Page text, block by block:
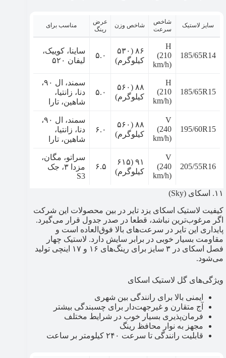
سایز لاستیک
شاخص
سرعت
شاخص وزن
عرض
رینگ
مناسب برای
185/65R14
H
(210
km/h)
۸۶ (۵۳۰
کیلوگرم)
۵.۰
ساینا، کوییک،
لیفان ۵۲۰
185/65R15
H
(210
km/h)
۸۸ (۵۶۰
کیلوگرم)
۵.۰
سمند، ال ۹۰،
دنا، زانتیا،
شاهین، تارا
195/60R15
V
(240
km/h)
۸۸ (۵۶۰
کیلوگرم)
۶.۰
سمند، ال ۹۰،
دنا، زانتیا،
شاهین، تارا
205/55R16
V
(240
km/h)
۹۱ (۶۱۵
کیلوگرم)
۶.۵
سراتو، مگان،
مزدا ۳، جک
S3
۱۱. اسکای (Sky)
کیفیت لاستیک اسکای یزد تایر در بین محصولات این شرکت
اگر مرغوب‌ترین نباشد، قطعا در صدر جدول قرار می‌گیرد.
پایداری این تایر در سرعت‌های بالا فوق‌العاده است و
مقاومت بسیار خوبی در برابر سایش دارد. لاستیک چهار
فصل اسکای در ۳ سایز برای رینگ‌های ۱۶ و ۱۷ اینچی تولید
می‌شود.
ویژگی‌های گل لاستیک اسکای
ایمنی بالا برای رانندگی بین شهری
آج متقارن و غیرجهت‌دار برای چسبندگی بیشتر
فرمان‌پذیری بسیار خوب در شرایط مختلف
مجهز به نوار محافظ رینگ
قابلیت رانندگی تا سرعت ۲۴۰ کیلومتر بر ساعت